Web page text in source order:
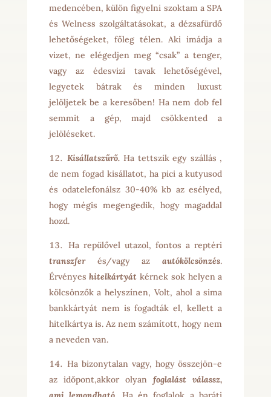
medencében, külön figyelni szoktam a SPA
és Welness szolgáltatásokat, a dézsafürdő
lehetőségeket, főleg télen. Aki imádja a
vizet, ne elégedjen meg “csak” a tenger,
vagy az édesvizi tavak lehetőségével,
legyetek bátrak és minden luxust
jelöljetek be a keresőben! Ha nem dob fel
semmit a gép, majd csökkented a
jelöléseket.
Kisállatszűrő. Ha tettszik egy szállás ,
de nem fogad kisállatot, ha pici a kutyusod
és odatelefonálsz 30-40% kb az esélyed,
hogy mégis megengedik, hogy magaddal
hozd.
Ha repülővel utazol, fontos a reptéri
transzfer és/vagy azautókölcsönzés.
Érvényeshitelkártyát kérnek sok helyen a
kölcsönzők a helyszínen, Volt, ahol a sima
bankkártyát nem is fogadták el, kellett a
hitelkártya is. Az nem számított, hogy nem
a neveden van.
Ha bizonytalan vagy, hogy összejön-e
az időpont,akkor olyanfoglalást válassz,